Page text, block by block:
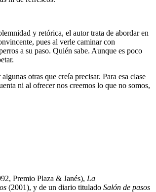
y retórica, el autor trata de abordar en
pues al verle caminar con
a su paso. Quién sabe. Aunque es poco
otras que creía precisar. Para esa clase
ni al ofrecer nos creemos lo que no somos,
Premio Plaza & Janés), La
(2001), y de un diario tituladoSalón de pasos